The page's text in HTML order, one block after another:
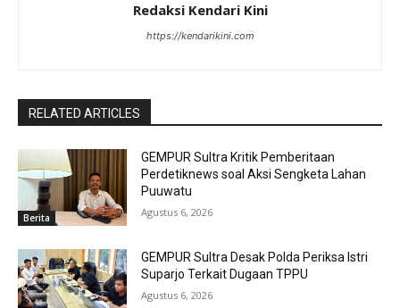
Redaksi Kendari Kini
https://kendarikini.com
RELATED ARTICLES
Berita
GEMPUR Sultra Kritik Pemberitaan
Perdetiknews soal Aksi Sengketa Lahan
Puuwatu
Agustus 6, 2026
GEMPUR Sultra Desak Polda Periksa Istri
Suparjo Terkait Dugaan TPPU
Agustus 6, 2026